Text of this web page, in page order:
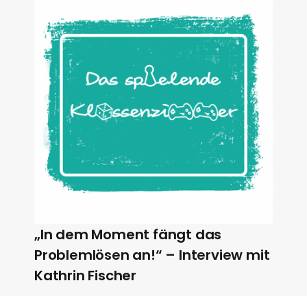
„In dem Moment fängt das
Problemlösen an!“ – Interview mit
Kathrin Fischer